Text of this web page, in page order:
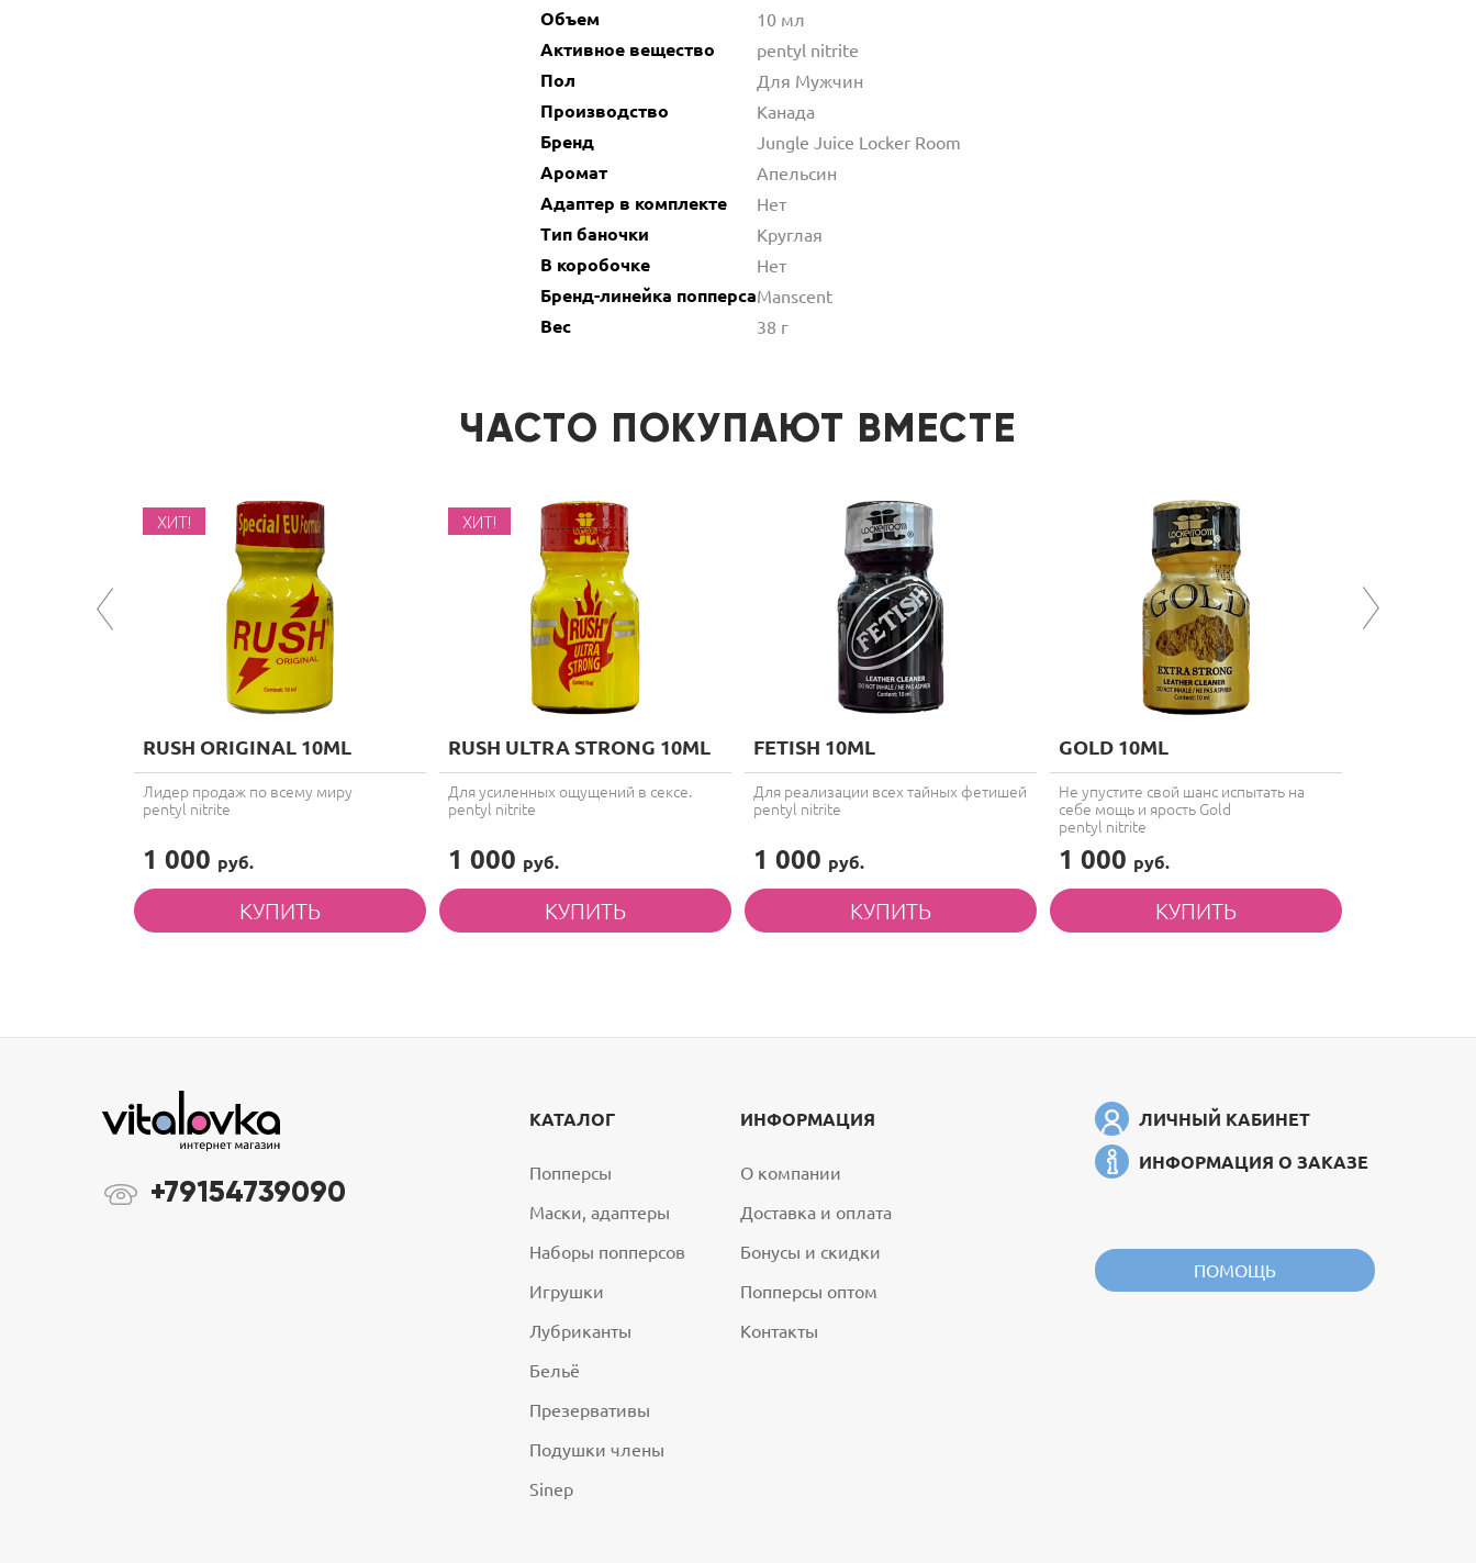
Объем 10 мл
Активное вещество pentyl nitrite
Пол Для Мужчин
Производство Канада
Бренд Jungle Juice Locker Room
Аромат Апельсин
Адаптер в комплекте Нет
Тип баночки Круглая
В коробочке Нет
Бренд-линейка попперсаManscent
Вес 38 г
ЧАСТО ПОКУПАЮТ ВМЕСТЕ
ХИТ!
RUSH ORIGINAL 10ML
Лидер продаж по всему миру
pentyl nitrite
1 000 руб.
ХИТ!
RUSH ULTRA STRONG 10ML
Для усиленных ощущений в сексе.
pentyl nitrite
1 000 руб.
FETISH 10ML
Для реализации всех тайных фетишей
pentyl nitrite
1 000 руб.
GOLD 10ML
Не упустите свой шанс испытать на
себе мощь и ярость Gold
pentyl nitrite
1 000 руб.
+79154739090
КАТАЛОГ
Попперсы
Маски, адаптеры
Наборы попперсов
Игрушки
Лубриканты
Бельё
Презервативы
Подушки члены
Sinep
ИНФОРМАЦИЯ
О компании
Доставка и оплата
Бонусы и скидки
Попперсы оптом
Контакты
ЛИЧНЫЙ КАБИНЕТ
ИНФОРМАЦИЯ О ЗАКАЗЕ
ПОМОЩЬ